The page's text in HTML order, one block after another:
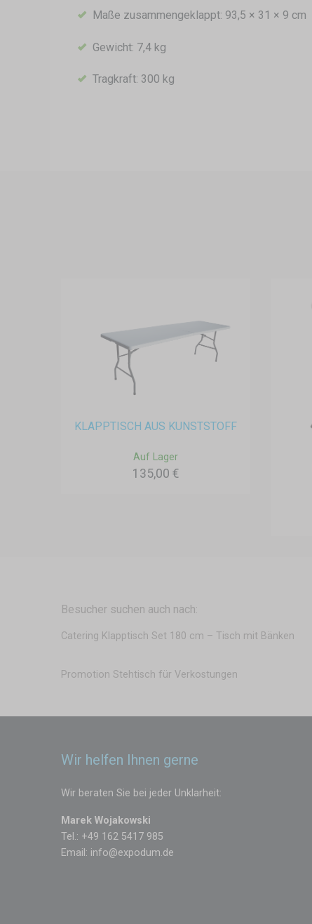
Maße zusammengeklappt: 93,5 × 31 × 9 cm
Gewicht: 7,4 kg
Tragkraft: 300 kg
KLAPPTISCH AUS KUNSTSTOFF
Auf Lager
135,00 €
Besucher suchen auch nach:
Catering Klapptisch Set 180 cm – Tisch mit Bänken
Promotion Stehtisch für Verkostungen
Wir helfen Ihnen gerne
Wir beraten Sie bei jeder Unklarheit:
Marek Wojakowski
Tel.: +49 162 5417 985
Email: info@expodum.de